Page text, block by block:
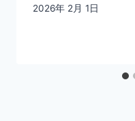
2026年 2月 1日